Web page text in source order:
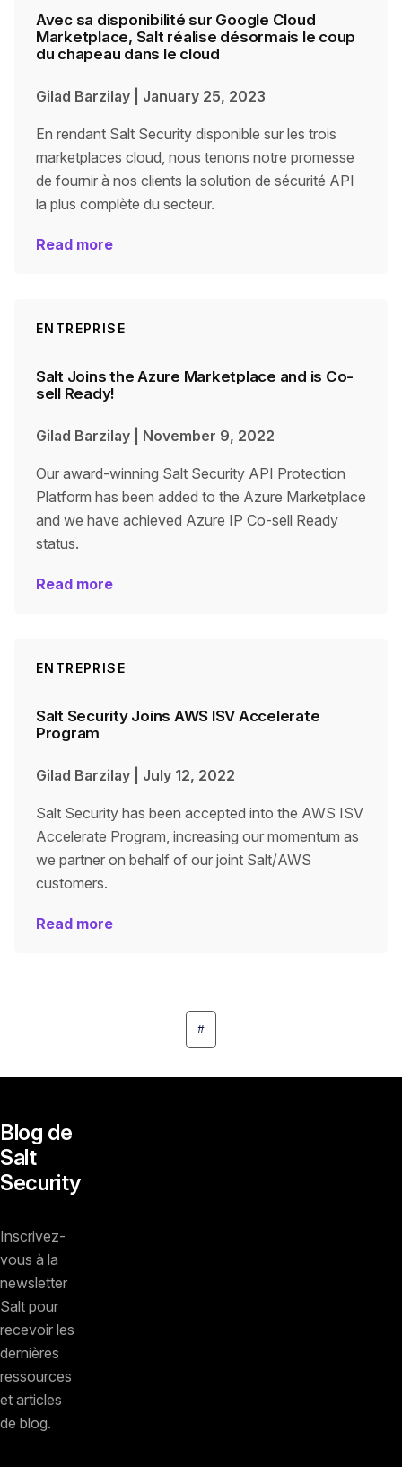
Avec sa disponibilité sur Google Cloud
Marketplace, Salt réalise désormais le coup
du chapeau dans le cloud
Gilad Barzilay January 25, 2023
En rendant Salt Security disponible sur les trois
marketplaces cloud, nous tenons notre promesse
de fournir à nos clients la solution de sécurité API
la plus complète du secteur.
Read more
ENTREPRISE
Salt Joins the Azure Marketplace and is Co-
sell Ready!
Gilad Barzilay November 9, 2022
Our award-winning Salt Security API Protection
Platform has been added to the Azure Marketplace
and we have achieved Azure IP Co-sell Ready
status.
Read more
ENTREPRISE
Salt Security Joins AWS ISV Accelerate
Program
Gilad Barzilay July 12, 2022
Salt Security has been accepted into the AWS ISV
Accelerate Program, increasing our momentum as
we partner on behalf of our joint Salt/AWS
customers.
Read more
#
Blog de
Salt
Security
Inscrivez-
vous à la
newsletter
Salt pour
recevoir les
dernières
ressources
et articles
de blog.